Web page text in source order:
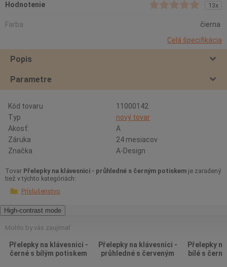
Hodnotenie 13x
Farba
čierna
Celá špecifikácia
Popis
Parametre
Kód tovaru
11000142
Typ
nový tovar
Akosť:
A
Záruka
24 mesiacov
Značka
A-Design
Tovar Přelepky na klávesnici - průhledné s černým potiskem je zaradený
tiež v týchto kategóriách:
Príslušenstvo
High-contrast mode
Mohlo by vás zaujímať
Přelepky na klávesnici -
černé s bílým potiskem
Přelepky na klávesnici -
průhledné s červeným
Přelepky
bílé s